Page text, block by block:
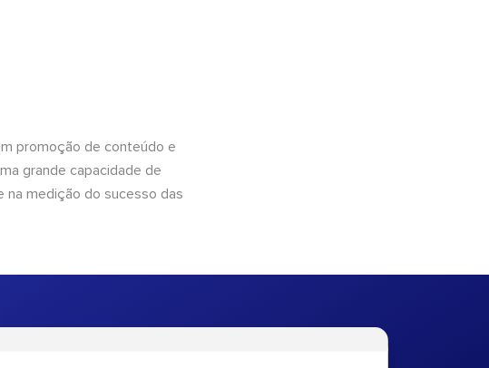
promoção de conteúdo e
grande capacidade de
na medição do sucesso das